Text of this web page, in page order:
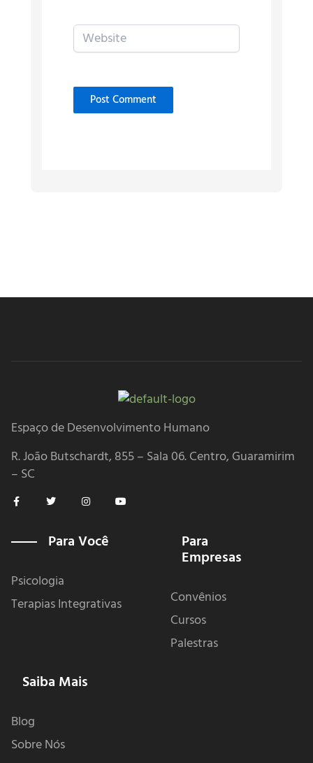
Website
Espaço de Desenvolvimento Humano
R. João Butschardt, 855 – Sala 06. Centro, Guaramirim
– SC
F
a
o
-
f
T
w
t
e
I
n
a
g
Y
o
Para Você
Psicologia
Terapias Integrativas
Para
Empresas
Convênios
Cursos
Palestras
Saiba Mais
Blog
Sobre Nós